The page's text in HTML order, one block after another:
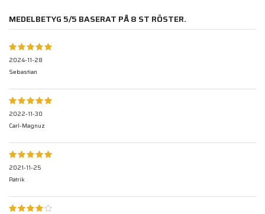
MEDELBETYG 5/5 BASERAT PÅ8 ST RÖSTER.
2024-11-28
Sebastian
2022-11-30
Carl-Magnuz
2021-11-25
Patrik